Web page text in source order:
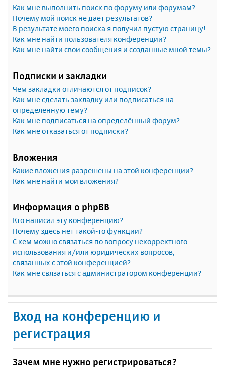
Как мне выполнить поиск по форуму или форумам?
Почему мой поиск не даёт результатов?
В результате моего поиска я получил пустую страницу!
Как мне найти пользователя конференции?
Как мне найти свои сообщения и созданные мной темы?
Подписки и закладки
Чем закладки отличаются от подписок?
Как мне сделать закладку или подписаться на
определённую тему?
Как мне подписаться на определённый форум?
Как мне отказаться от подписки?
Вложения
Какие вложения разрешены на этой конференции?
Как мне найти мои вложения?
Информация о phpBB
Кто написал эту конференцию?
Почему здесь нет такой-то функции?
С кем можно связаться по вопросу некорректного
использования и/или юридических вопросов,
связанных с этой конференцией?
Как мне связаться с администратором конференции?
Вход на конференцию и
регистрация
Зачем мне нужно регистрироваться?